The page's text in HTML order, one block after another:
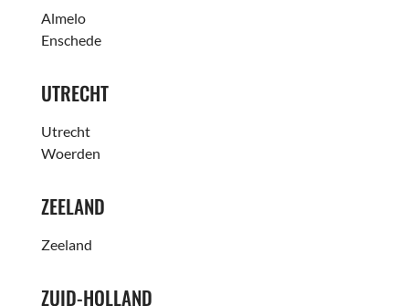
Almelo
Enschede
UTRECHT
Utrecht
Woerden
ZEELAND
Zeeland
ZUID-HOLLAND